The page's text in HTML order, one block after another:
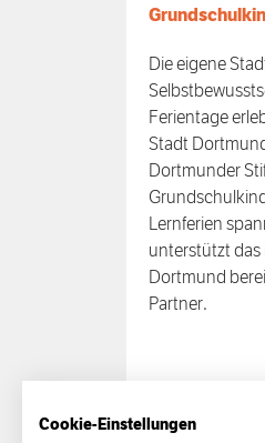
Die eigene
Ferientage
Stadt
Dortmunder
Lernferien
unterstützt das
Dortmund
Partner.
Cookie-Einstellungen